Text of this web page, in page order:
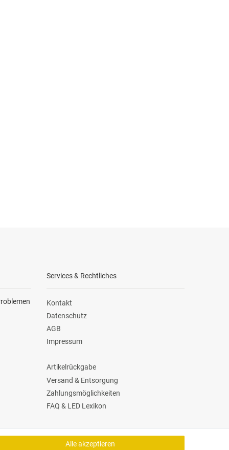
Services & Rechtliches
Kontakt
Datenschutz
AGB
Impressum
Artikelrückgabe
Versand & Entsorgung
Zahlungsmöglichkeiten
FAQ & LED Lexikon
Alle akzeptieren